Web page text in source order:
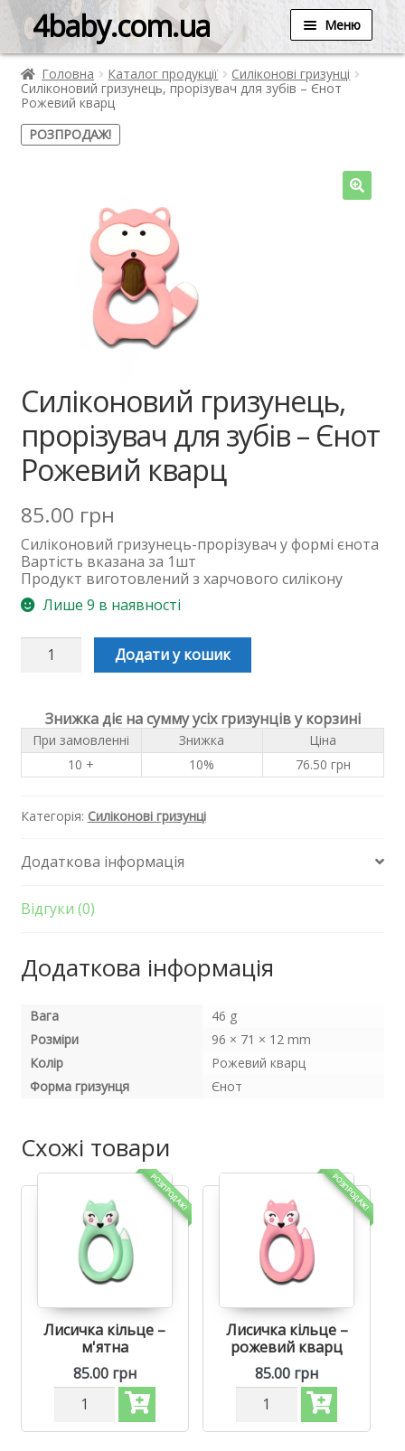
4baby.com.ua Меню
Головна Каталог продукції
Силіконові гризунці
Силіконовий гризунець, прорізувач для зубів – Єнот
Рожевий кварц
РОЗПРОДАЖ!
Силіконовий гризунець,
прорізувач для зубів – Єнот
Рожевий кварц
85.00 грн
Силіконовий гризунець-прорізувач у формі єнота
Вартість вказана за 1шт
Продукт виготовлений з харчового силікону
Лише 9 в наявності
Силіконовий
гризунець,
прорізувач
зубів
-
Єнот
Рожевий
кварц
Додати у кошик
Знижка діє на сумму усіх гризунців у корзині
При замовленні Знижка
Ціна
10 +
10% 76.50 грн
Категорія: Силіконові гризунці
Додаткова інформація
Відгуки (0)
Додаткова інформація
Вага
46 g
Розміри
96 × 71 × 12 mm
Колір
Рожевий кварц
Форма гризунця
Єнот
Схожі товари
Лисичка кільце –
м'ятна
РОЗПРОДАЖ!
85.00грн
Силіконовий
гризунець,
прорізувач
Лисичка кільце –
рожевий кварц
РОЗПРОДАЖ!
85.00 грн
Силіконовий
гризунець,
прорізувач